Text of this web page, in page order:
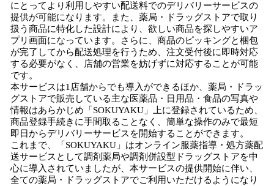
にとってより利用しやすい配送料でのデリバリーサービスの
提供が可能になります。また、薬局・ドラッグストアで取り
扱う商品に特化した設計により、欲しい商品を探しやすいア
プリ画面になっています。さらに、商品のピッキングと梱包
が完了してから配送処理を行うため、注文受付後に即時対応
する必要がなく、店舗の営業を妨げずに対応することが可能
です。
本サービスは1店舗からでも導入ができるほか、薬局・ドラッ
グストアで販売している主な医薬品・日用品・食品の写真や
情報はあらかじめ「SOKUYAKU」上に登録されているため、
商品登録手続きに手間取ることなく、簡単な操作のみで最短
即日からデリバリーサービスを開始することができます。
これまで、「SOKUYAKU」はオンライン服薬指導・処方薬配
送サービスとして調剤薬局や調剤併設型ドラッグストアを中
心に導入されていましたが、本サービスの提供開始に伴い、
全ての薬局・ドラッグストアでご利用いただけるようになり